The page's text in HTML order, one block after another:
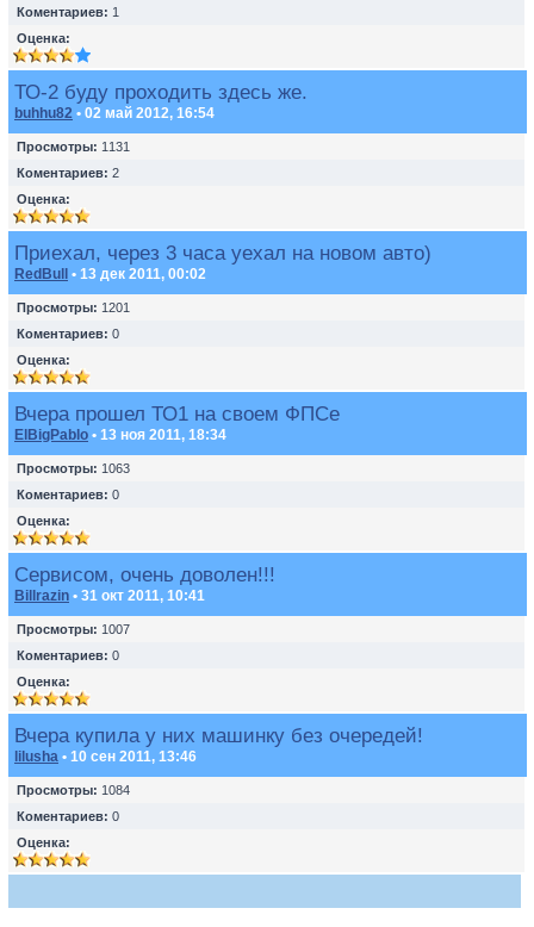
Коментариев: 1
Оценка:
ТО-2 буду проходить здесь же.
buhhu82 • 02 май 2012, 16:54
Просмотры: 1131
Коментариев: 2
Оценка:
Приехал, через 3 часа уехал на новом авто)
RedBull • 13 дек 2011, 00:02
Просмотры: 1201
Коментариев: 0
Оценка:
Вчера прошел ТО1 на своем ФПСе
ElBigPablo • 13 ноя 2011, 18:34
Просмотры: 1063
Коментариев: 0
Оценка:
Сервисом, очень доволен!!!
Billrazin • 31 окт 2011, 10:41
Просмотры: 1007
Коментариев: 0
Оценка:
Вчера купила у них машинку без очередей!
lilusha • 10 сен 2011, 13:46
Просмотры: 1084
Коментариев: 0
Оценка: